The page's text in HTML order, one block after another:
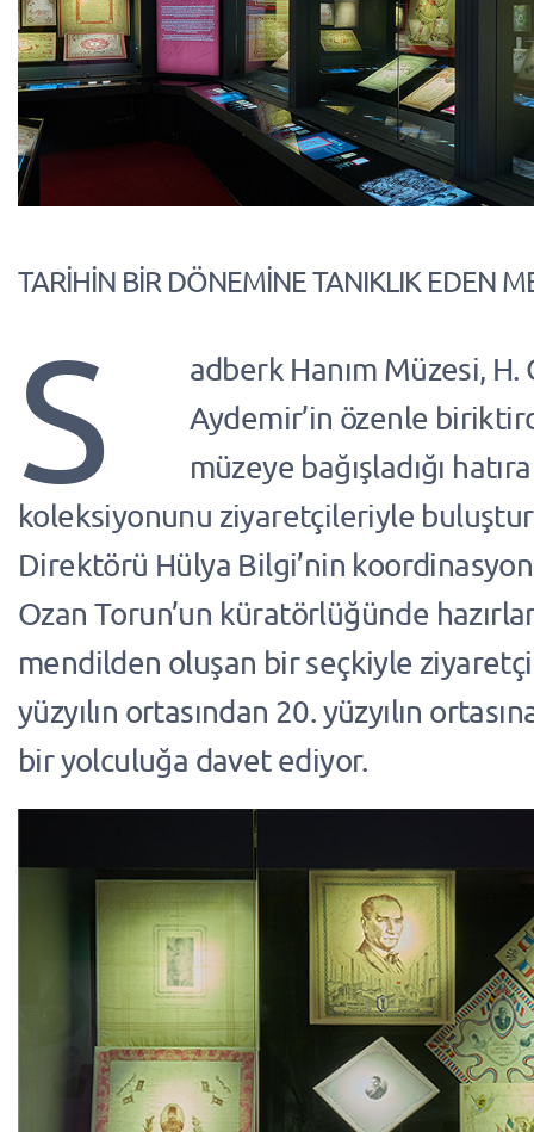
TARİHİN BİR DÖNEMİNE TANIKLIK EDEN
S
adberk Hanım Müzesi, H.
Aydemir’in özenle
müzeye bağışladığı
koleksiyonunu ziyaretçileriyle
Direktörü Hülya Bilgi’nin
Ozan Torun’un küratörlüğünde
mendilden oluşan bir seçkiyle
yüzyılın ortasından 20. yüzyılın
bir yolculuğa davet ediyor.